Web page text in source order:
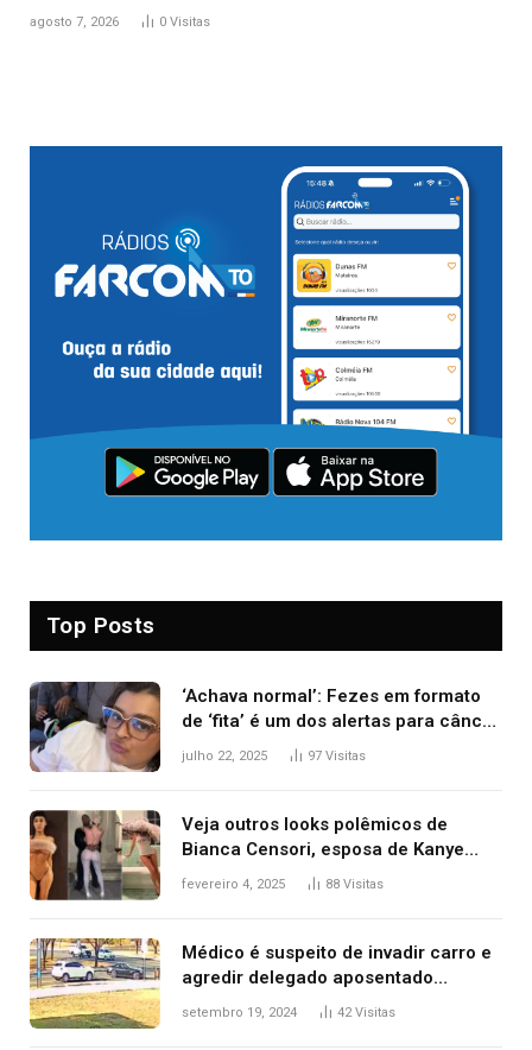
agosto 7, 2026 0 Visitas
Top Posts
‘Achava normal’: Fezes em formato
de ‘fita’ é um dos alertas para câncer
colorretal; relembre fala de Preta Gil
julho 22, 2025 97 Visitas
Veja outros looks polêmicos de
Bianca Censori, esposa de Kanye
West que apareceu nua no Grammy
fevereiro 4, 2025 88 Visitas
Médico é suspeito de invadir carro e
agredir delegado aposentado
durante confusão no trânsito
setembro 19, 2024 42Visitas